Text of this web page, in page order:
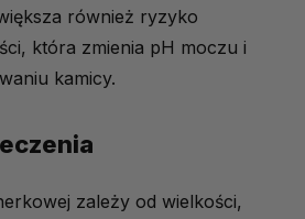
również ryzyko
która zmienia pH moczu i
kamicy.
zależy od wielkości,